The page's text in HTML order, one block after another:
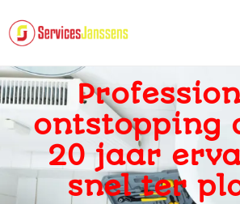
ontstopping
20 jaar
snel ter